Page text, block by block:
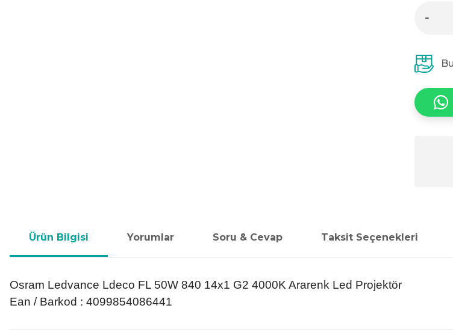
Ürün Bilgisi Yorumlar Soru & Cevap Taksit Seçenekleri
Osram Ledvance Ldeco FL 50W 840 14x1 G2 4000K Ararenk Led Projektör
Ean / Barkod : 4099854086441